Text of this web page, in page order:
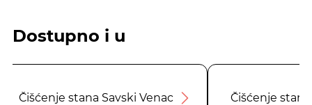
Dostupno i u
Čišćenje stana Savski Venac Čišćenje